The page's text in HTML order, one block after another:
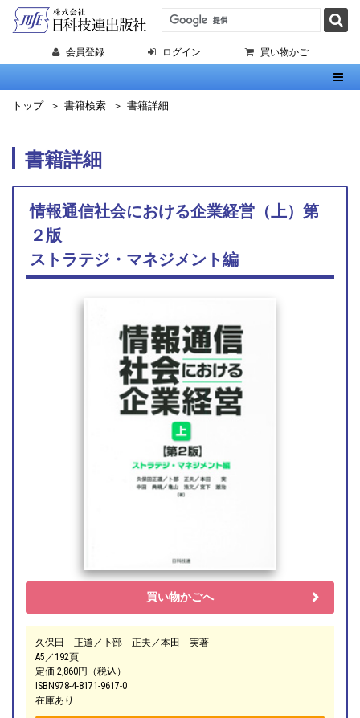
会員登録 ログイン 買い物かご
トップ 書籍検索 書籍詳細
書籍詳細
情報通信社会における企業経営（上）第
２版
ストラテジ・マネジメント編
買い物かごへ
久保田 正道／卜部 正夫／本田 実著
A5／192頁
定価 2,860円（税込）
ISBN978-4-8171-9617-0
在庫あり